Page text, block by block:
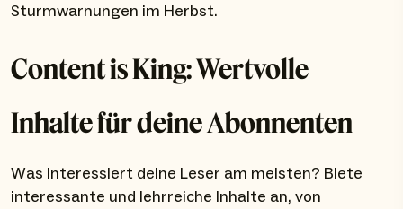
Sturmwarnungen im Herbst.
Content is King: Wertvolle
Inhalte für deine Abonnenten
Was interessiert deine Leser am meisten? Biete
interessante und lehrreiche Inhalte an, von